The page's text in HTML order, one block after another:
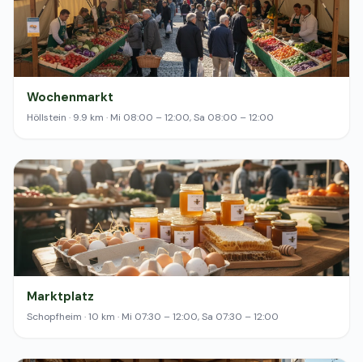
Wochenmarkt
Höllstein · 9.9 km · Mi 08:00 – 12:00, Sa 08:00 – 12:00
Marktplatz
Schopfheim · 10 km · Mi 07:30 – 12:00, Sa 07:30 – 12:00